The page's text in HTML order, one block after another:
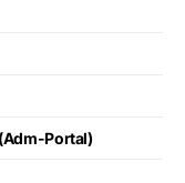
Portal)